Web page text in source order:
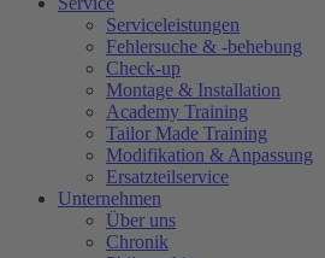
Serviceleistungen
Fehlersuche & -behebung
Check-up
Montage & Installation
Academy Training
Tailor Made Training
Modifikation & Anpassung
Ersatzteilservice
Unternehmen
Über uns
Chronik